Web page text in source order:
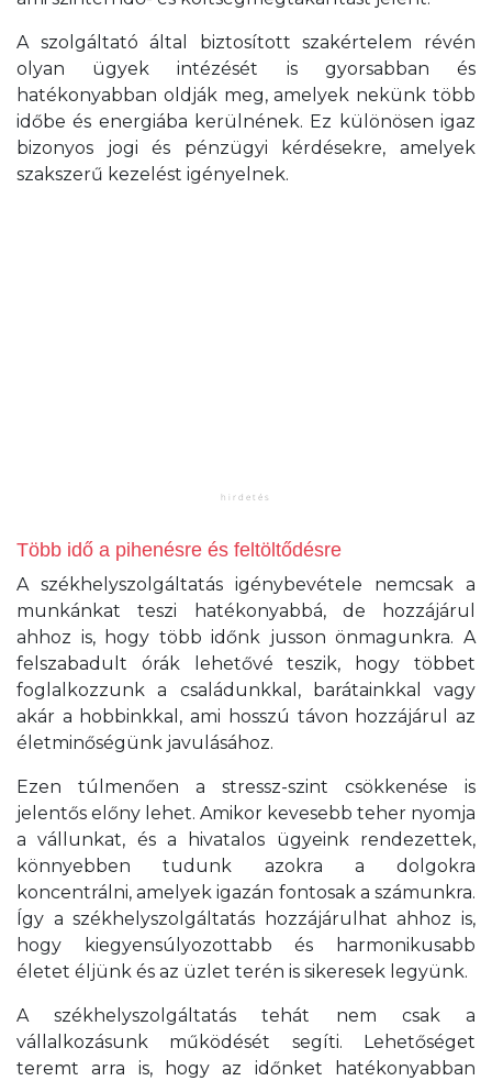
A szolgáltató által biztosított szakértelem révén
olyan ügyek intézését is gyorsabban és
hatékonyabban oldják meg, amelyek nekünk több
időbe és energiába kerülnének. Ez különösen igaz
bizonyos jogi és pénzügyi kérdésekre, amelyek
szakszerű kezelést igényelnek.
Több idő a pihenésre és feltöltődésre
A székhelyszolgáltatás igénybevétele nemcsak a
munkánkat teszi hatékonyabbá, de hozzájárul
ahhoz is, hogy több időnk jusson önmagunkra. A
felszabadult órák lehetővé teszik, hogy többet
foglalkozzunk a családunkkal, barátainkkal vagy
akár a hobbinkkal, ami hosszú távon hozzájárul az
életminőségünk javulásához.
Ezen túlmenően a stressz-szint csökkenése is
jelentős előny lehet. Amikor kevesebb teher nyomja
a vállunkat, és a hivatalos ügyeink rendezettek,
könnyebben tudunk azokra a dolgokra
koncentrálni, amelyek igazán fontosak a számunkra.
Így a székhelyszolgáltatás hozzájárulhat ahhoz is,
hogy kiegyensúlyozottabb és harmonikusabb
életet éljünk és az üzlet terén is sikeresek legyünk.
A székhelyszolgáltatás tehát nem csak a
vállalkozásunk működését segíti. Lehetőséget
teremt arra is, hogy az időnket hatékonyabban